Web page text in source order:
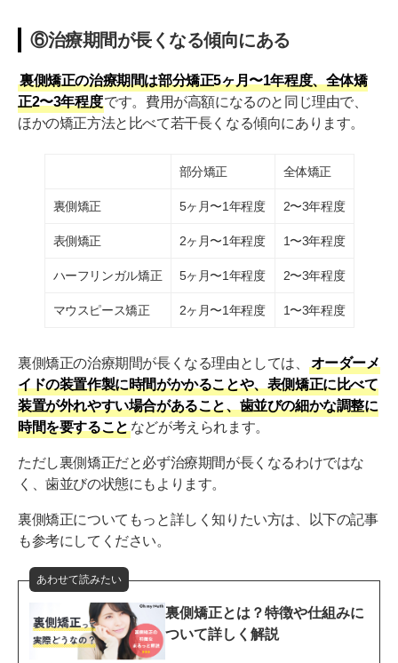
⑥治療期間が長くなる傾向にある
裏側矯正の治療期間は部分矯正5ヶ月〜1年程度、全体矯
正2〜3年程度です。費用が高額になるのと同じ理由で、
ほかの矯正方法と比べて若干長くなる傾向にあります。
部分矯正 全体矯正
裏側矯正 5ヶ月〜1年程度 2〜3年程度
表側矯正 2ヶ月〜1年程度 1〜3年程度
ハーフリンガル矯正 5ヶ月〜1年程度 2〜3年程度
マウスピース矯正 2ヶ月〜1年程度 1〜3年程度
裏側矯正の治療期間が長くなる理由としては、
オーダーメ
イドの装置作製に時間がかかることや、表側矯正に比べて
装置が外れやすい場合があること、歯並びの細かな調整に
時間を要すること などが考えられます。
ただし裏側矯正だと必ず治療期間が長くなるわけではな
く、歯並びの状態にもよります。
裏側矯正についてもっと詳しく知りたい方は、以下の記事
も参考にしてください。
あわせて読みたい
裏側矯正とは？特徴や仕組みに
ついて詳しく解説